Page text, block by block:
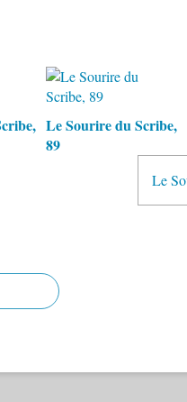
Le Sourire du Scribe,
89
Le